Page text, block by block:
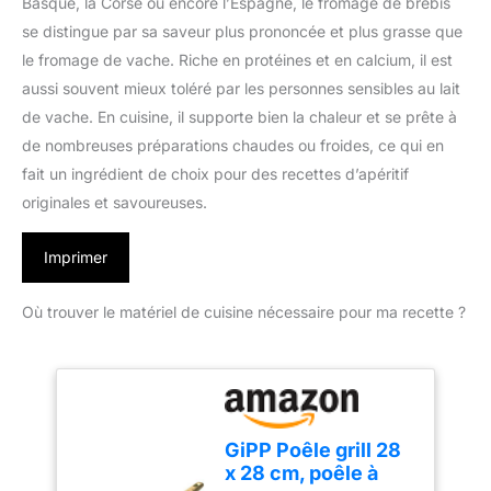
se distingue par sa saveur plus prononcée et plus grasse que
le fromage de vache. Riche en protéines et en calcium, il est
aussi souvent mieux toléré par les personnes sensibles au lait
de vache. En cuisine, il supporte bien la chaleur et se prête à
de nombreuses préparations chaudes ou froides, ce qui en
fait un ingrédient de choix pour des recettes d’apéritif
originales et savoureuses.
Imprimer
Où trouver le matériel de cuisine nécessaire pour ma recette ?
GiPP Poêle grill 28
x 28 cm, poêle à